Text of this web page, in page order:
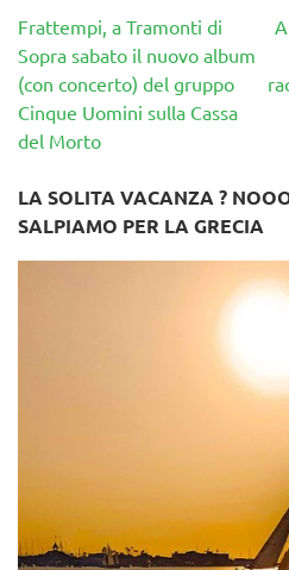
Navigazione
articoli
Frattempi, a Tramonti di
Sopra sabato il nuovo album
(con concerto) del gruppo
Cinque Uomini sulla Cassa
del Morto
LA SOLITA VACANZA ?
SALPIAMO PER LA GRECIA